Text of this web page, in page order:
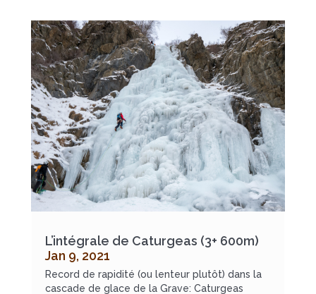
L’intégrale de Caturgeas (3+ 600m)
Jan 9, 2021
Record de rapidité (ou lenteur plutôt) dans la
cascade de glace de la Grave: Caturgeas